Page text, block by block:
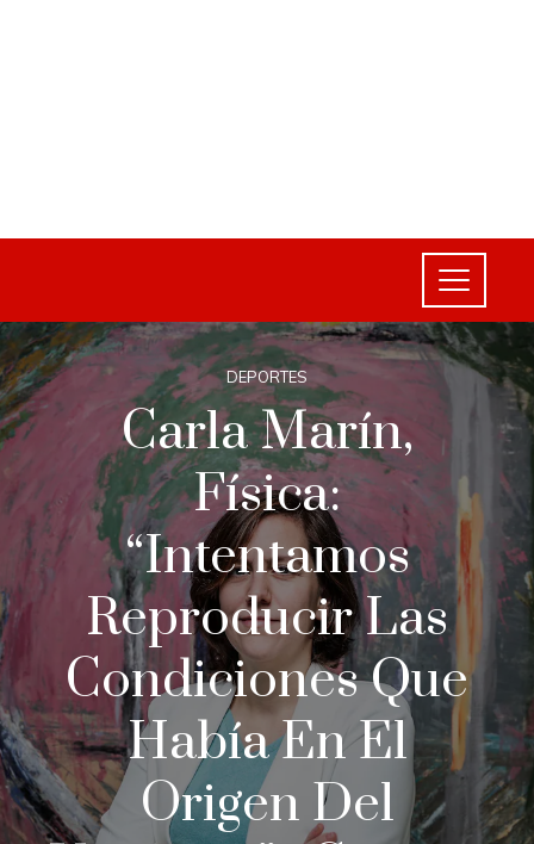
DEPORTES
Carla Marín,
Física:
“Intentamos
Reproducir Las
Condiciones Que
Había En El
Origen Del